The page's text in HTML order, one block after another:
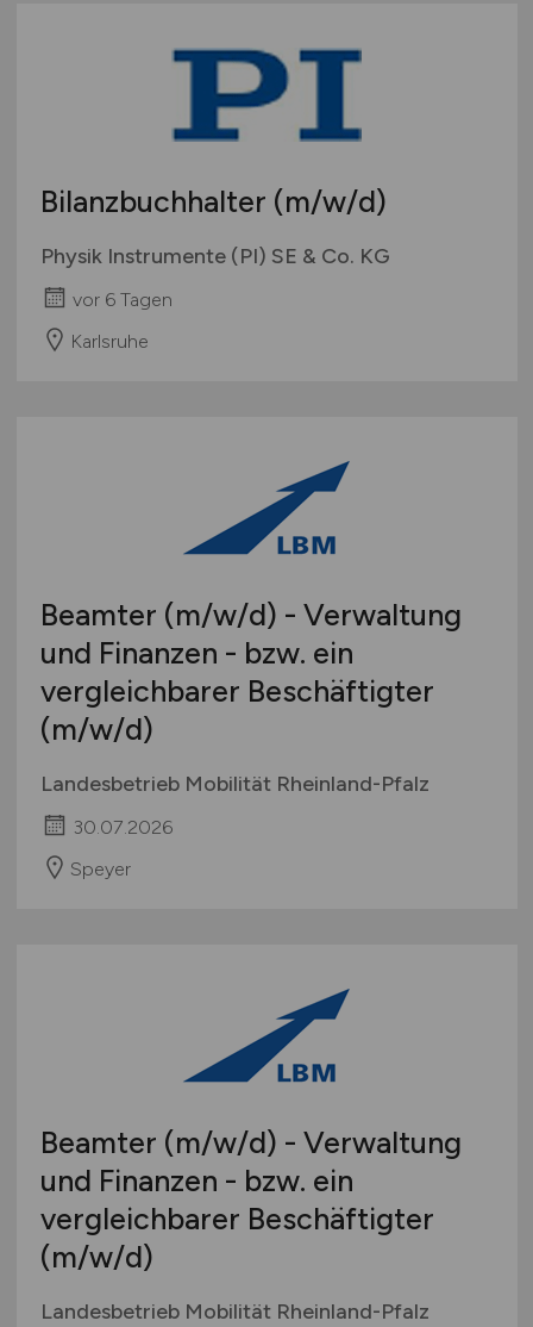
Bilanzbuchhalter (m/w/d)
Physik Instrumente (PI) SE & Co. KG
vor 6 Tagen
Karlsruhe
Beamter (m/w/d) - Verwaltung
und Finanzen - bzw. ein
vergleichbarer Beschäftigter
(m/w/d)
Landesbetrieb Mobilität Rheinland-Pfalz
30.07.2026
Speyer
Beamter (m/w/d) - Verwaltung
und Finanzen - bzw. ein
vergleichbarer Beschäftigter
(m/w/d)
Landesbetrieb Mobilität Rheinland-Pfalz